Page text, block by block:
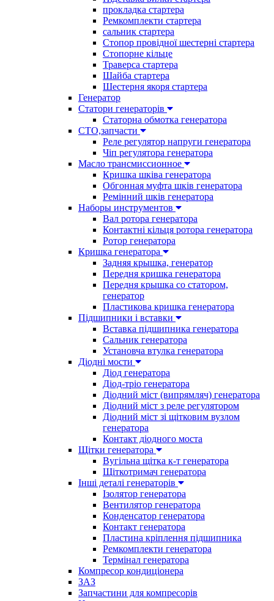
прокладка стартера
Ремкомплекти стартера
сальник стартера
Стопор провідної шестерні стартера
Стопорне кільце
Траверса стартера
Шайба стартера
Шестерня якоря стартера
Генератор
Cтатори генераторів
Статорна обмотка генератора
СТО,запчасти
Реле регулятор напруги генератора
Чіп регулятора генератора
Масло трансмиссионное
Кришка шківа генератора
Обгонная муфта шків генератора
Ремінний шків генератора
Наборы инструментов
Вал ротора генератора
Контактні кільця ротора генератора
Ротор генератора
Кришка генератора
Задняя крышка, генератор
Передня кришка генератора
Передня крышка со статором,
генератор
Пластикова кришка генератора
Підшипники і вставки
Вставка підшипника генератора
Сальник генератора
Установча втулка генератора
Діодні мости
Діод генератора
Діод-тріо генератора
Діодний міст (випрямляч) генератора
Діодний міст з реле регулятором
Діодний міст зі щітковим вузлом
генератора
Контакт діодного моста
Щітки генератора
Вугільна щітка к-т генератора
Щіткотримач генератора
Інші деталі генераторів
Ізолятор генератора
Вентилятор генератора
Конденсатор генератора
Контакт генератора
Пластина кріплення підшипника
Ремкомплекти генератора
Термінал генератора
Компресор кондиціонера
ЗАЗ
Запчастини для компресорів